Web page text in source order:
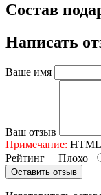
Состав
Написать
Ваше имя
Ваш отзыв
Примечание: HTML
Рейтинг Плохо
Оставить отзыв